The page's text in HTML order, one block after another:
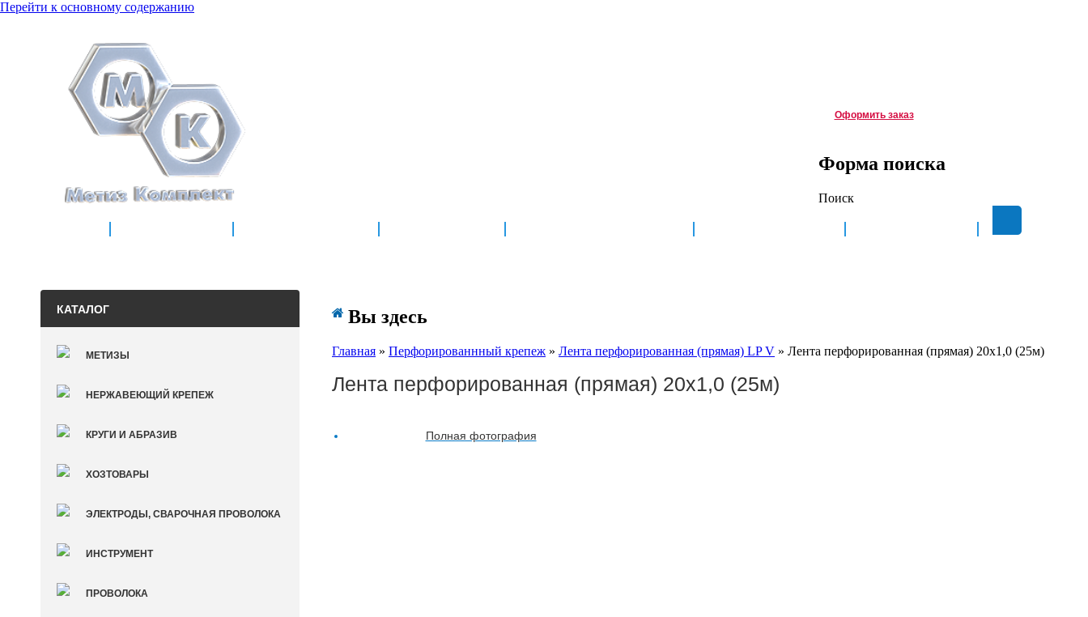
Перейти к основному содержанию
Оформить заказ
Форма поиска
Поиск
КАТАЛОГ
МЕТИЗЫ
НЕРЖАВЕЮЩИЙ КРЕПЕЖ
КРУГИ И АБРАЗИВ
ХОЗТОВАРЫ
ЭЛЕКТРОДЫ, СВАРОЧНАЯ ПРОВОЛОКА
ИНСТРУМЕНТ
ПРОВОЛОКА
 Вы здесь
Главная » Перфорированнный крепеж » Лента перфорированная (прямая) LP V » Лента перфорированная (прямая) 20х1,0 (25м)
Лента перфорированная (прямая) 20х1,0 (25м)
Полная фотография